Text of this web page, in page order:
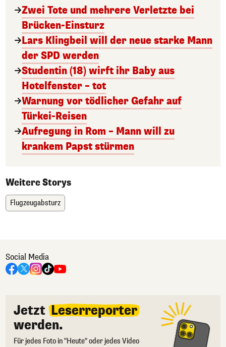
Zwei Tote und mehrere Verletzte bei
Brücken-Einsturz
Lars Klingbeil will der neue starke Mann
der SPD werden
Studentin (18) wirft ihr Baby aus
Hotelfenster – tot
Warnung vor tödlicher Gefahr auf
Türkei-Reisen
Aufregung in Rom – Mann will zu
krankem Papst stürmen
Weitere Storys
Flugzeugabsturz
Social Media
Jetzt Leserreporter
werden.
Für jedes Foto in "Heute" oder jedes Video